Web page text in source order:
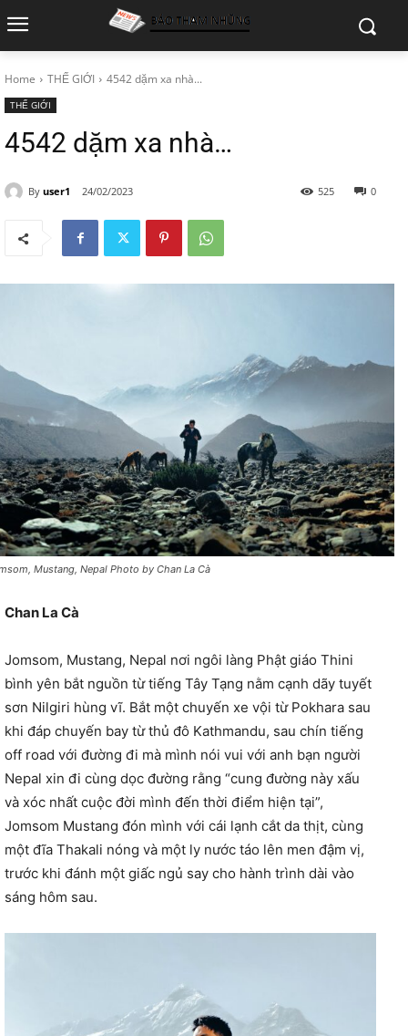
Home THẾ GIỚI 4542 dặm xa nhà...
THẾ GIỚI
4542 dặm xa nhà…
By user1 24/02/2023 0
525
Mustang, Nepal Photo by Chan La Cà
Chan La Cà
Jomsom, Mustang, Nepal nơi ngôi làng Phật giáo Thini
bình yên bắt nguồn từ tiếng Tây Tạng nằm cạnh dãy tuyết
sơn Nilgiri hùng vĩ. Bắt một chuyến xe vội từ Pokhara sau
khi đáp chuyến bay từ thủ đô Kathmandu, sau chín tiếng
off road với đường đi mà mình nói vui với anh bạn người
Nepal xin đi cùng dọc đường rằng “cung đường này xấu
và xóc nhất cuộc đời mình đến thời điểm hiện tại”,
Jomsom Mustang đón mình với cái lạnh cắt da thịt, cùng
một đĩa Thakali nóng và một ly nước táo lên men đậm vị,
trước khi đánh một giấc ngủ say cho hành trình dài vào
sáng hôm sau.